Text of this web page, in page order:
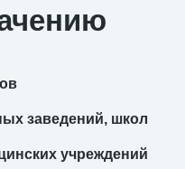
заведений, школ
учреждений